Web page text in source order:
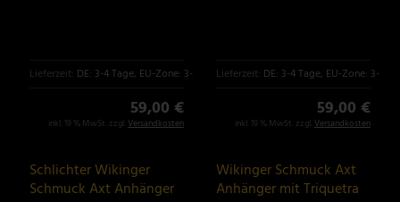
Lieferzeit: DE: 3-4 Tage, EU-Zone: 3-6 Tage
59,00 €
inkl. 19 % MwSt. zzgl. Versandkosten
Lieferzeit: DE: 3-4 Tage, EU-Zone: 3-6
59,00 €
inkl. 19 % MwSt. zzgl. Versandkosten
Schlichter Wikinger
Schmuck Axt Anhänger
Wikinger Schmuck Axt
Anhänger mit Triquetra